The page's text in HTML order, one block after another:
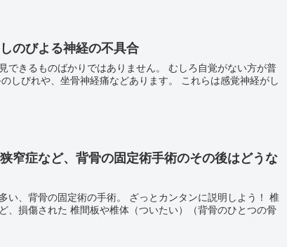
びよる神経の不具合
ばかりではありません。 むしろ自覚がない方が普
窄症など、背骨の固定術手術のその後はどうな
手術。 ざっとカンタンに説明しよう！ 椎
いたい）（背骨のひとつの骨